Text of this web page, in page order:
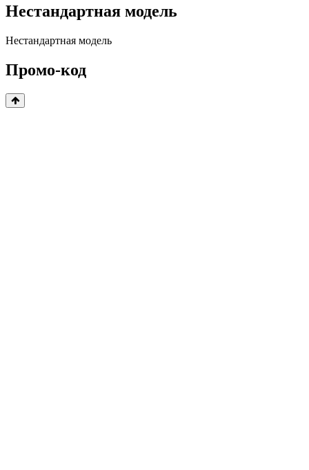
Нестандартная модель
Нестандартная модель
Промо-код